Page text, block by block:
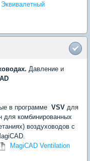
Эквивалетный
Давление и
в программе VSV для
для комбинированных
воздуховодов с
MagiCAD Ventilation